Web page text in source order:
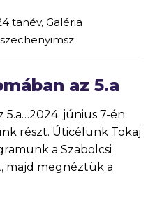
tanév, Galéria
szechenyimsz
az 5.a
5.a…2024. június 7-én
részt. Úticélunk Tokaj
a Szabolcsi
majd megnéztük a